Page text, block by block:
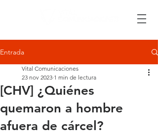
Entrada
[CHV] ¿Quiénes
quemaron a hombre
afuera de cárcel?
Vital Comunicaciones
23 nov 2023 1 min de lectura